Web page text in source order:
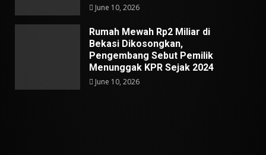
June 10, 2026
Rumah Mewah Rp2 Miliar di
Bekasi Dikosongkan,
Pengembang Sebut Pemilik
Menunggak KPR Sejak 2024
June 10, 2026